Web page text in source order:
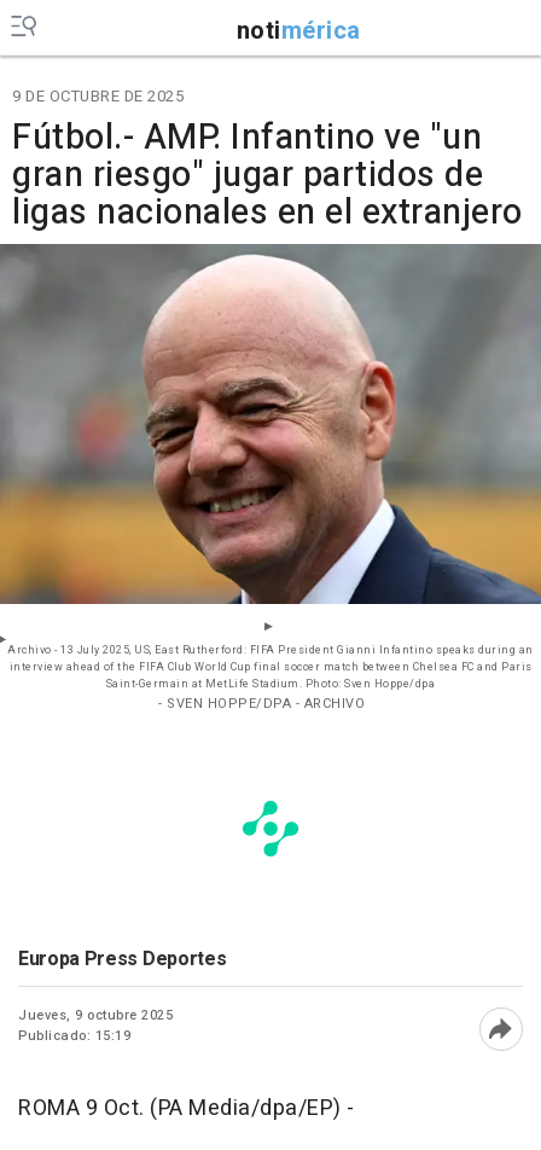
notimérica
9 DE OCTUBRE DE 2025
Fútbol.- AMP. Infantino ve "un
gran riesgo" jugar partidos de
ligas nacionales en el extranjero
Archivo - 13 July 2025, US, East Rutherford: FIFA President Gianni Infantino speaks during an
interview ahead of the FIFA Club World Cup final soccer match between Chelsea FC and Paris
Saint-Germain at MetLife Stadium. Photo: Sven Hoppe/dpa
- SVEN HOPPE/DPA - ARCHIVO
Europa Press Deportes
Jueves, 9 octubre 2025
Publicado: 15:19
ROMA 9 Oct. (PA Media/dpa/EP) -